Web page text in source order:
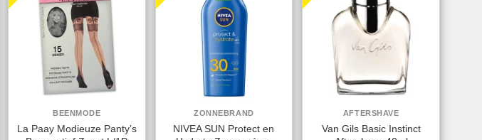
BEENMODE
La Paay Modieuze Panty’s
ZONNEBRAND
NIVEA SUN Protect en
AFTERSHAVE
Van Gils Basic Instinct